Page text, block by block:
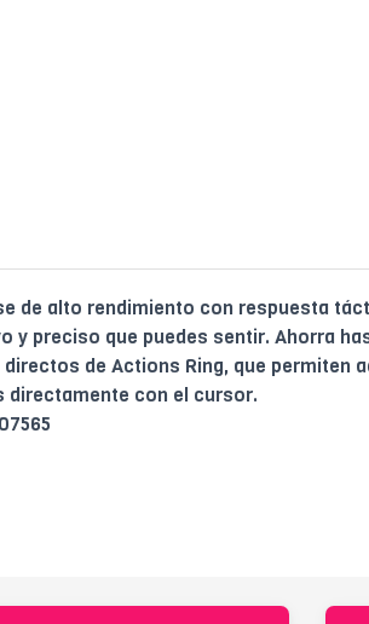
de alto rendimiento con respuesta
y preciso que puedes sentir. Ahorra
de Actions Ring, que permiten
directamente con el cursor.